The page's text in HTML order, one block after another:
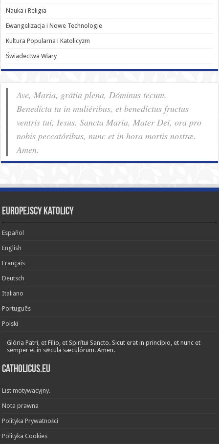
Nauka i Religia
Ewangelizacja i Nowe Technologie
Kultura Popularna i Katolicyzm
Świadectwa Wiary
Ave, Maria, grátia plena, Dóminus tecum.
Benedícta tu in muliéribus, et benedíctus fructus
ventris tui, Iesus. Sancta Maria, Mater Dei, ora pro
nobis pec­ca­tóribus, nunc et in hora mortis nostræ.
Amen.
Europejscy katolicy
Español
English
Français
Deutsch
Italiano
Português
Polski
Glória Patri, et Fílio, et Spirítui Sancto. Sicut erat in princípio, et nunc et
semper et in sǽcula sæculórum. Amen.
Catholicus.eu
List motywacyjny.
Nota prawna
Polityka Prywatności
Polityka Cookies